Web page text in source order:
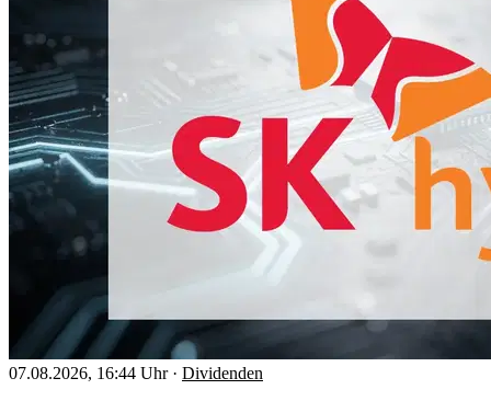
07.08.2026, 16:44 Uhr · Dividenden